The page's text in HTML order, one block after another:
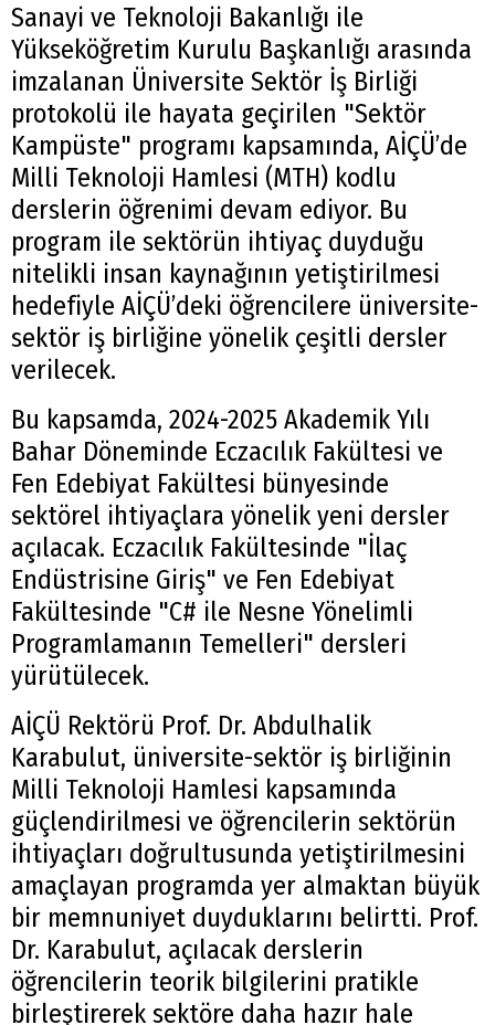
Sanayi ve Teknoloji Bakanlığı ile
Yükseköğretim Kurulu Başkanlığı arasında
imzalanan Üniversite Sektör İş Birliği
protokolü ile hayata geçirilen "Sektör
Kampüste" programı kapsamında, AİÇÜ’de
Milli Teknoloji Hamlesi (MTH) kodlu
derslerin öğrenimi devam ediyor. Bu
program ile sektörün ihtiyaç duyduğu
nitelikli insan kaynağının yetiştirilmesi
hedefiyle AİÇÜ’deki öğrencilere üniversite-
sektör iş birliğine yönelik çeşitli dersler
verilecek.
Bu kapsamda, 2024-2025 Akademik Yılı
Bahar Döneminde Eczacılık Fakültesi ve
Fen Edebiyat Fakültesi bünyesinde
sektörel ihtiyaçlara yönelik yeni dersler
açılacak. Eczacılık Fakültesinde "İlaç
Endüstrisine Giriş" ve Fen Edebiyat
Fakültesinde "C# ile Nesne Yönelimli
Programlamanın Temelleri" dersleri
yürütülecek.
AİÇÜ Rektörü Prof. Dr. Abdulhalik
Karabulut, üniversite-sektör iş birliğinin
Milli Teknoloji Hamlesi kapsamında
güçlendirilmesi ve öğrencilerin sektörün
ihtiyaçları doğrultusunda yetiştirilmesini
amaçlayan programda yer almaktan büyük
bir memnuniyet duyduklarını belirtti. Prof.
Dr. Karabulut, açılacak derslerin
öğrencilerin teorik bilgilerini pratikle
birleştirerek sektöre daha hazır hale